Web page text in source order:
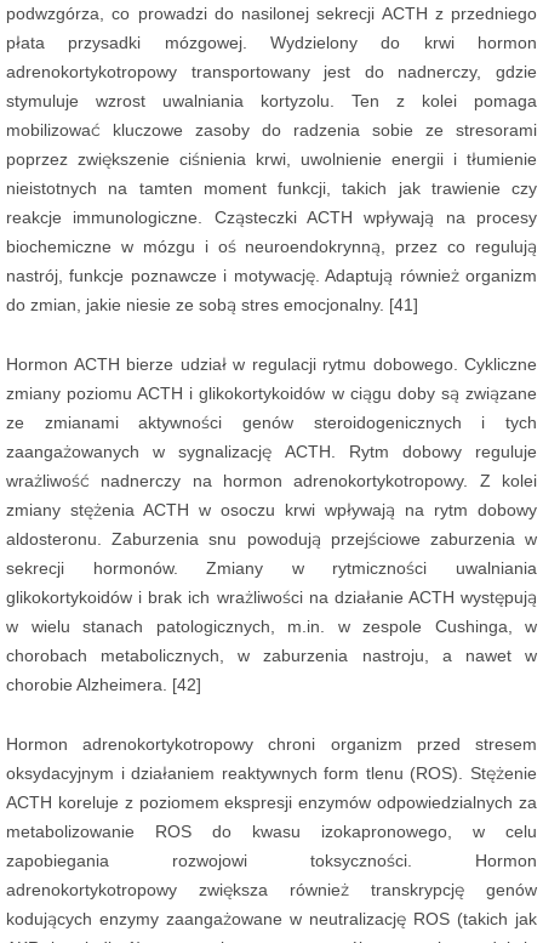
podwzgórza, co prowadzi do nasilonej sekrecji ACTH z przedniego
płata przysadki mózgowej. Wydzielony do krwi hormon
adrenokortykotropowy transportowany jest do nadnerczy, gdzie
stymuluje wzrost uwalniania kortyzolu. Ten z kolei pomaga
mobilizować kluczowe zasoby do radzenia sobie ze stresorami
poprzez zwiększenie ciśnienia krwi, uwolnienie energii i tłumienie
nieistotnych na tamten moment funkcji, takich jak trawienie czy
reakcje immunologiczne. Cząsteczki ACTH wpływają na procesy
biochemiczne w mózgu i oś neuroendokrynną, przez co regulują
nastrój, funkcje poznawcze i motywację. Adaptują również organizm
do zmian, jakie niesie ze sobą stres emocjonalny. [41]
Hormon ACTH bierze udział w regulacji rytmu dobowego. Cykliczne
zmiany poziomu ACTH i glikokortykoidów w ciągu doby są związane
ze zmianami aktywności genów steroidogenicznych i tych
zaangażowanych w sygnalizację ACTH. Rytm dobowy reguluje
wrażliwość nadnerczy na hormon adrenokortykotropowy. Z kolei
zmiany stężenia ACTH w osoczu krwi wpływają na rytm dobowy
aldosteronu. Zaburzenia snu powodują przejściowe zaburzenia w
sekrecji hormonów. Zmiany w rytmiczności uwalniania
glikokortykoidów i brak ich wrażliwości na działanie ACTH występują
w wielu stanach patologicznych, m.in. w zespole Cushinga, w
chorobach metabolicznych, w zaburzenia nastroju, a nawet w
chorobie Alzheimera. [42]
Hormon adrenokortykotropowy chroni organizm przed stresem
oksydacyjnym i działaniem reaktywnych form tlenu (ROS). Stężenie
ACTH koreluje z poziomem ekspresji enzymów odpowiedzialnych za
metabolizowanie ROS do kwasu izokapronowego, w celu
zapobiegania rozwojowi toksyczności. Hormon
adrenokortykotropowy zwiększa również transkrypcję genów
kodujących enzymy zaangażowane w neutralizację ROS (takich jak